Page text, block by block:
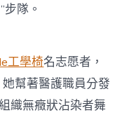
隊。
工學椅名志愿者，
幫著醫護職員分發
織無癥狀沾染者舞